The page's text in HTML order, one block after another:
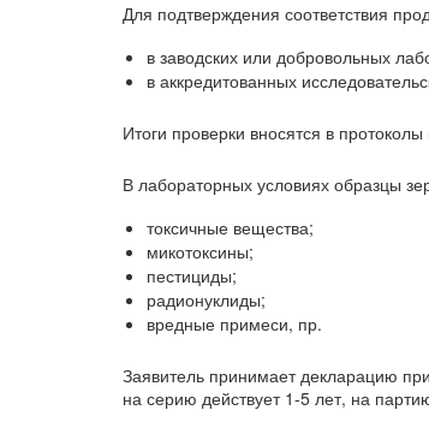
Для подтверждения соответствия
в заводских или добровольных
в аккредитованных
Итоги проверки вносятся в
В лабораторных условиях образцы
токсичные вещества;
микотоксины;
пестициды;
радионуклиды;
вредные примеси, пр.
Заявитель принимает декларацию
на серию действует 1-5 лет, на